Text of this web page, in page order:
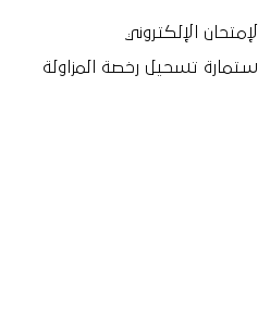
الإمتحان الإلكتروني
إستمارة تسحيل رخصة المزاولة